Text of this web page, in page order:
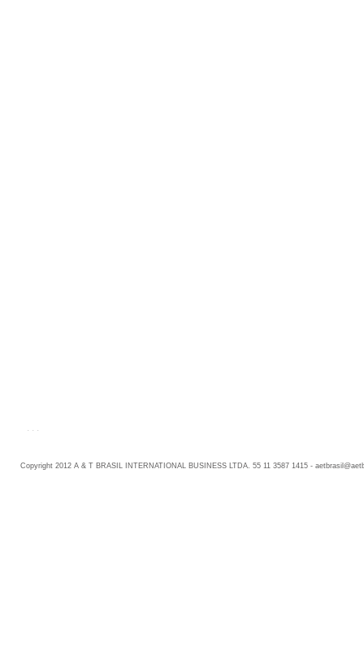
. . .
Copyright 2012 A & T BRASIL INTERNATIONAL BUSINESS LTDA. 55 11 3587 1415 -